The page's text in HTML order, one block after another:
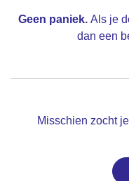
Geen paniek.Als je
een
Misschien zocht je